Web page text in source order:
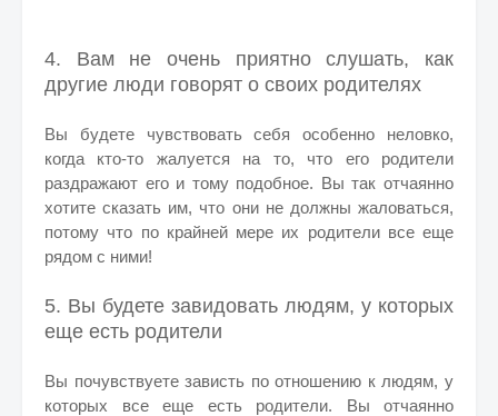
4. Вам не очень приятно слушать, как
другие люди говорят о своих родителях
Вы будете чувствовать себя особенно неловко,
когда кто-то жалуется на то, что его родители
раздражают его и тому подобное. Вы так отчаянно
хотите сказать им, что они не должны жаловаться,
потому что по крайней мере их родители все еще
рядом с ними!
5. Вы будете завидовать людям, у которых
еще есть родители
Вы почувствуете зависть по отношению к людям, у
которых все еще есть родители. Вы отчаянно